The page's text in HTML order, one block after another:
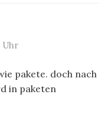
Uhr
pakete. doch nach
in paketen